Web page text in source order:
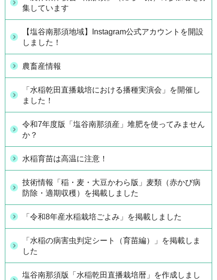
集しています
【塩谷南那須地域】Instagram公式アカウントを開設
しました！
農畜産情報
「水稲乾田直播栽培における播種実演会」を開催し
ました！
令和7年度版「塩谷南那須産」堆肥を使ってみません
か？
水稲育苗は高温に注意！
技術情報「稲・麦・大豆かわら版」麦類（赤かび病
防除・適期収穫）を掲載しました
「令和8年産水稲栽培ごよみ」を掲載しました
「水稲の病害虫判定シート（育苗編）」を掲載しま
した
塩谷南那須版「水稲乾田直播栽培暦」を作成しまし